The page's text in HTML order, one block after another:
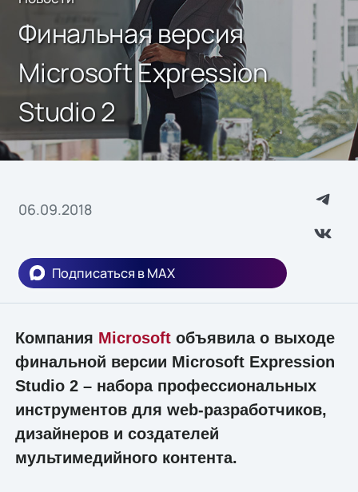
Финальная версия
Microsoft Expression
Studio 2
06.09.2018
Подписаться в MAX
Компания Microsoftобъявила о выходе
финальной версии Microsoft Expression
Studio 2 – набора профессиональных
инструментов для web-разработчиков,
дизайнеров и создателей
мультимедийного контента.